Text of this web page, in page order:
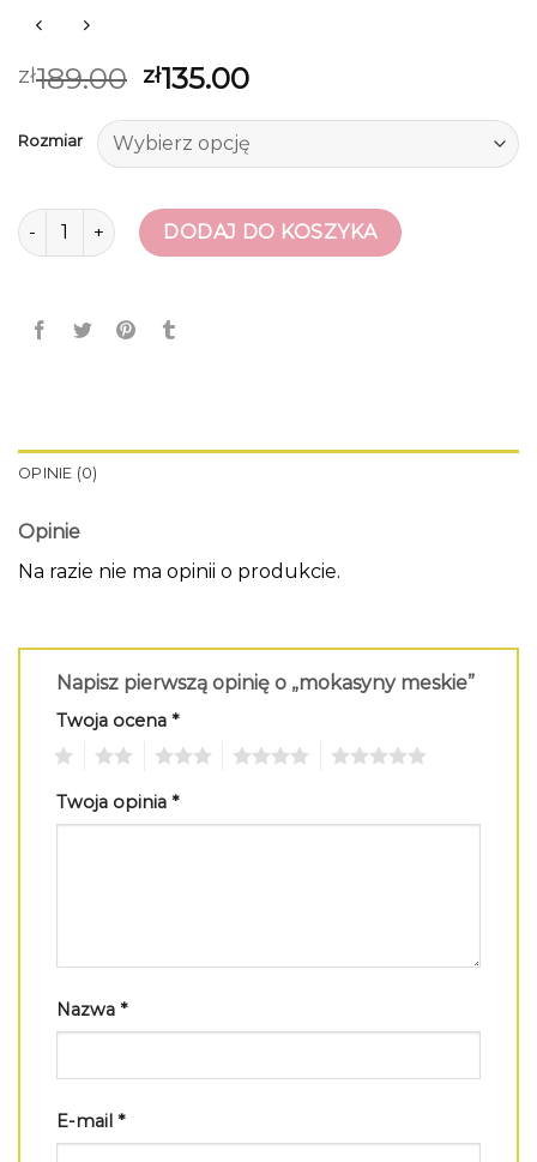
zł189.00 zł135.00
Rozmiar
ilość mokasyny meskieDODAJ DO KOSZYKA
OPINIE (0)
Opinie
Na razie nie ma opinii o produkcie.
Napisz pierwszą opinię o „mokasyny meskie”
Twoja ocena *
Twoja opinia *
Nazwa *
E-mail *